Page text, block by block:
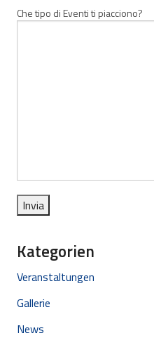
Che tipo di Eventi ti piacciono?
Kategorien
Veranstaltungen
Gallerie
News